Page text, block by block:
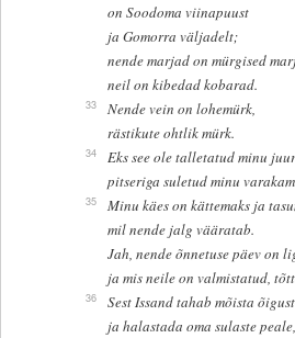
on Soodoma viinapuust
ja Gomorra väljadelt;
nende marjad on mürgised
neil on kibedad kobarad.
33
Nende vein on lohemürk,
rästikute ohtlik mürk.
34
Eks see ole talletatud minu
pitseriga suletud minu
35
Minu käes on kättemaks ja
mil nende jalg vääratab.
Jah, nende õnnetuse päev on
ja mis neile on valmistatud,
36
Sest Issand tahab mõista
ja halastada oma sulaste peale,